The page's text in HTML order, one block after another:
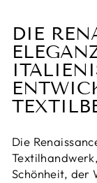
DIE
Die
Schönheit, der